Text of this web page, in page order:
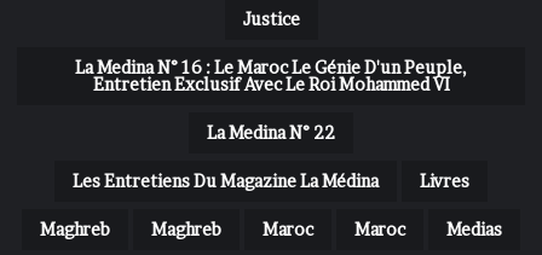
Justice
La Medina N° 16 : Le Maroc Le Génie D'un Peuple,
Entretien Exclusif Avec Le Roi Mohammed VI
La Medina N° 22
Les Entretiens Du Magazine La Médina Livres
Maghreb Maghreb Maroc Maroc Medias